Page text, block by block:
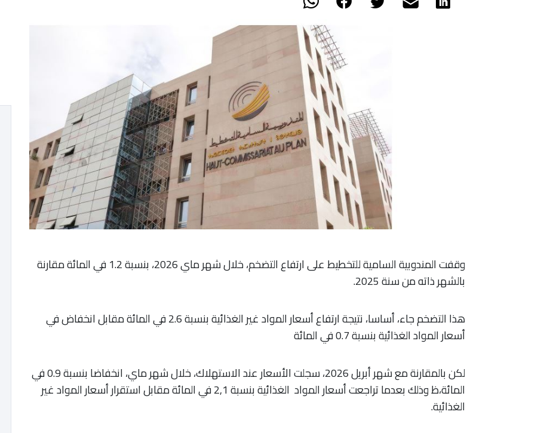
وقفت المندوبية السامية للتخطيط على ارتفاع التضخم، خلال شهر ماي 2026، بنسبة 1.2 في المائة مقارنة
بالشهر ذاته من سنة 2025.
هذا التضخم جاء، أساسا، نتيجة ارتفاع أسعار المواد غير الغذائية بنسبة 2.6 في المائة مقابل انخفاض في
أسعار المواد الغذائية بنسبة 0.7 في المائة
لكن بالمقارنة مع شهر أبريل 2026، سجلت الأسعار عند الاستهلاك، خلال شهر ماي، انخفاضا بنسبة 0.9 في
المائة،ظ وذلك بعدما تراجعت أسعار المواد الغذائية بنسبة 2,1 في المائة مقابل استقرار أسعار المواد غير
الغذائية.